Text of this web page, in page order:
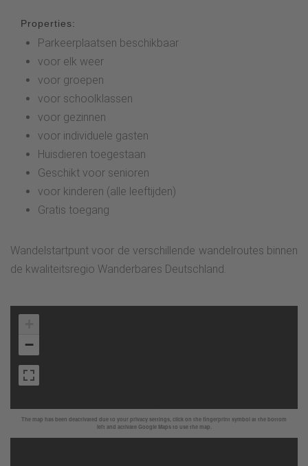
Properties:
Parkeerplaatsen beschikbaar
voor elk weer
voor groepen
voor schoolklassen
voor gezinnen
voor individuele gasten
Huisdieren toegestaan
Geschikt voor senioren
voor kinderen (alle leeftijden)
Gratis toegang
Wandelstartpunt voor de verschillende wandelroutes binnen
de kwaliteitsregio Wanderbares Deutschland.
The map has been deactivated due to your privacy settings, click on the fingerprint symbol at the bottom
left and activate Google Maps to use the map.
−